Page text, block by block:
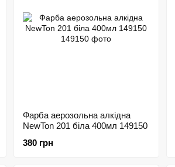
Фарба аерозольна алкідна
NewTon 201 біла 400мл 149150
380 грн